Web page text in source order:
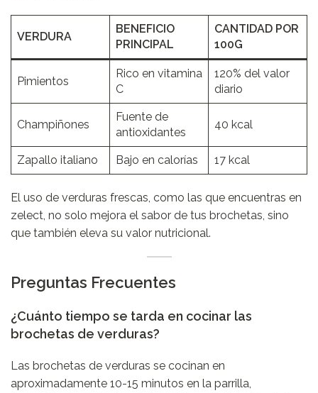
VERDURA
BENEFICIO
PRINCIPAL
CANTIDAD POR
100G
Pimientos
Rico en vitamina
C
120% del valor
diario
Champiñones
Fuente de
antioxidantes
40 kcal
Zapallo italiano Bajo en calorías 17 kcal
El uso de verduras frescas, como las que encuentras en
zelect , no solo mejora el sabor de tus brochetas, sino
que también eleva su valor nutricional.
Preguntas Frecuentes
¿Cuánto tiempo se tarda en cocinar las
brochetas de verduras?
Las brochetas de verduras se cocinan en
aproximadamente 10-15 minutos en la parrilla,